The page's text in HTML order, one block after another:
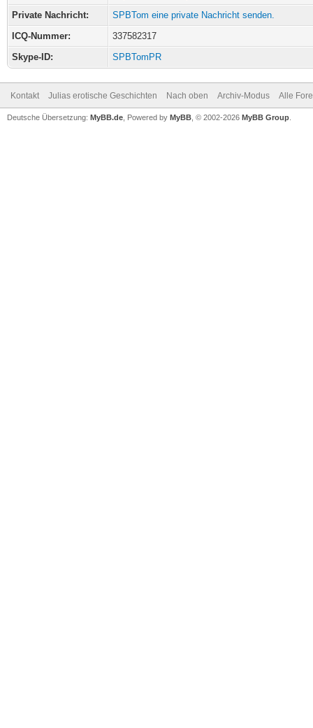
Private Nachricht:
SPBTom eine private Nachricht senden.
ICQ-Nummer:
337582317
Skype-ID:
SPBTomPR
Kontakt Julias erotische Geschichten Nach oben Archiv-Modus Alle
Deutsche Übersetzung: MyBB.de , Powered by MyBB , © 2002-2026 MyBB Group